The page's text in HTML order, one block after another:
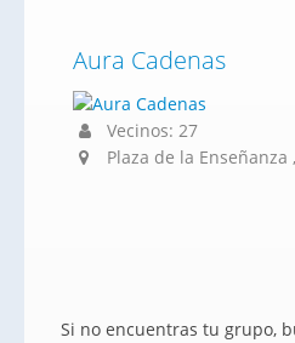
Aura Cadenas
Vecinos: 27
Plaza de la Enseñanza
Si no encuentras tu grupo,